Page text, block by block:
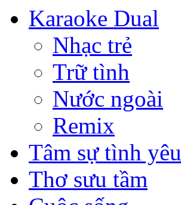
Karaoke Dual
Nhạc trẻ
Trữ tình
Nước ngoài
Remix
Tâm sự tình yêu
Thơ sưu tầm